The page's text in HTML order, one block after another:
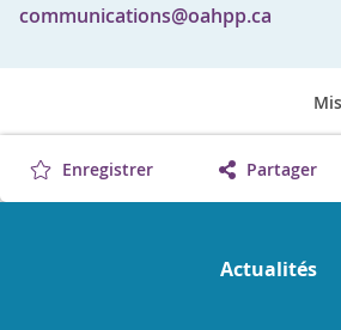
communications@oahpp.ca
Enregistrer Partager
Actualités